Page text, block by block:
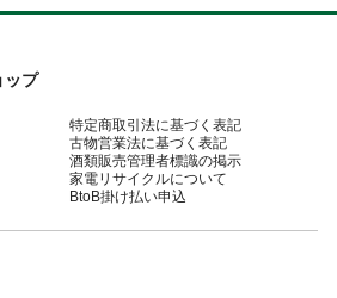
ップ
特定商取引法に基づく表記
古物営業法に基づく表記
酒類販売管理者標識の掲示
家電リサイクルについて
BtoB掛け払い申込